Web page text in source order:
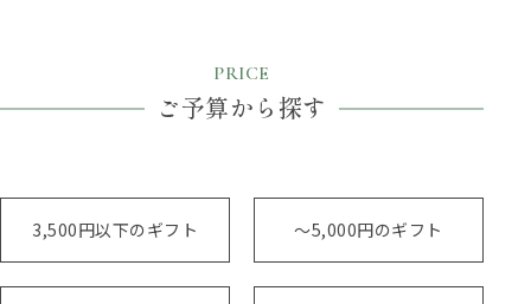
PRICE
ご予算から探す
3,500円以下のギフト ～5,000円のギフト